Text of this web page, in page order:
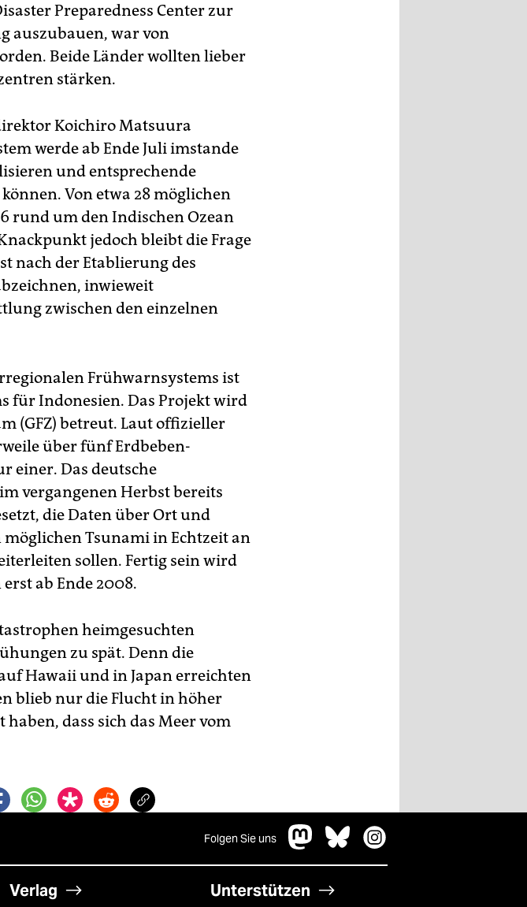
Preparedness Center zur
auszubauen, war von
Beide Länder wollten lieber
stärken.
Koichiro Matsuura
werde ab Ende Juli imstande
und entsprechende
Von etwa 28 möglichen
rund um den Indischen Ozean
jedoch bleibt die Frage
nach der Etablierung des
inwieweit
zwischen den einzelnen
Frühwarnsystems ist
für Indonesien. Das Projekt wird
(GFZ) betreut. Laut offizieller
über fünf Erdbeben-
einer. Das deutsche
vergangenen Herbst bereits
die Daten über Ort und
möglichen Tsunami in Echtzeit an
sollen. Fertig sein wird
ab Ende 2008.
heimgesuchten
zu spät. Denn die
Hawaii und in Japan erreichten
blieb nur die Flucht in höher
haben, dass sich das Meer vom
Folgen Sie uns
Verlag Unterstützen